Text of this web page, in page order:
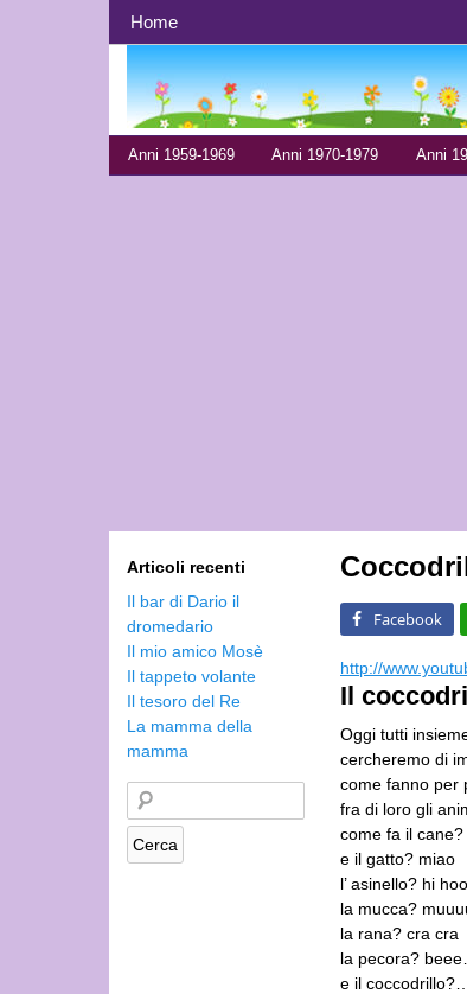
Home
Menù anni
Anni 1959-1969 Anni 1970-1979 Anni
Facebook
http://
Il
Oggi tutti
cercheremo di
come fanno per
fra di loro gli
come fa il
e il gatto? miao
l’ asinello? hi
la mucca?
la rana? cra cra
la pecora?
e il coccodrillo?…
Articoli recenti
Il bar di Dario il
dromedario
Il mio amico Mosè
Il tappeto volante
Il tesoro del Re
La mamma della
mamma